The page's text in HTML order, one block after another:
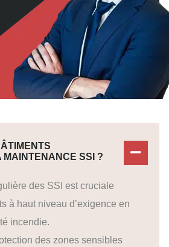
MAINTENANCE SSI ?
des SSI est cruciale
à haut niveau d’exigence en
incendie.
des zones sensibles